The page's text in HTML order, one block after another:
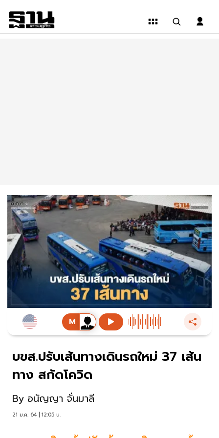
บขส.ปรับเส้นทางเดินรถใหม่ 37 เส้น
ทาง สกัดโควิด
By อนัญญา จั่นมาลี
21 ม.ค. 64 | 12:05 น.